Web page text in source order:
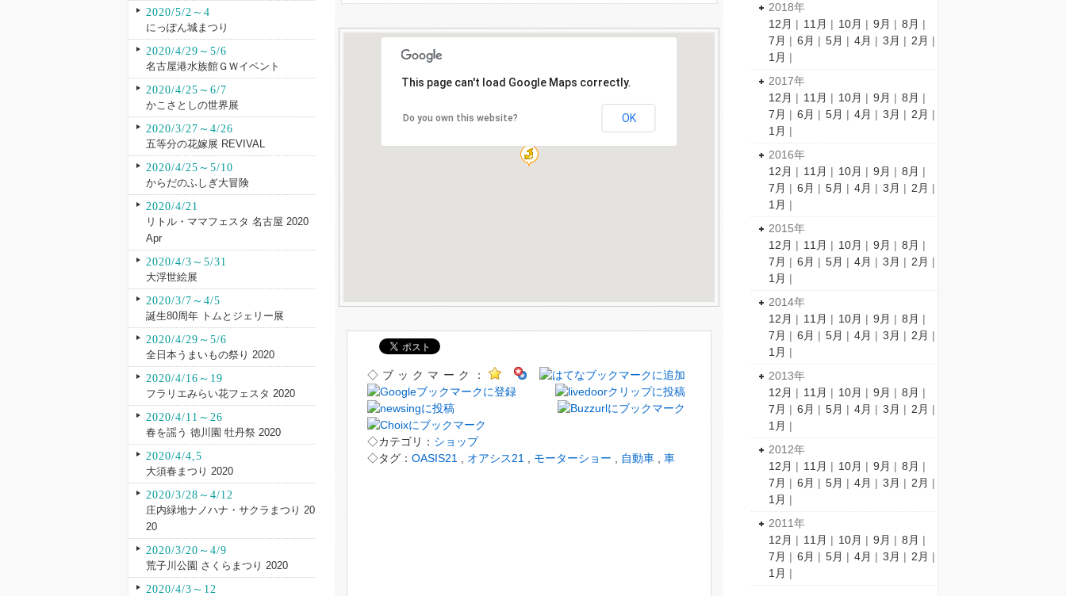
This page can't load Google Maps correctly.
Do you own this website? OK
◇ブックマーク：
◇カテゴリ： ショップ
◇タグ： OASIS21 オアシス21 モーターショー 自動車 車
2020/5/2～4
にっぽん城まつり
2020/4/29～5/6
名古屋港水族館ＧＷイベント
2020/4/25～6/7
かこさとしの世界展
2020/3/27～4/26
五等分の花嫁展 REVIVAL
2020/4/25～5/10
からだのふしぎ大冒険
2020/4/21
リトル・ママフェスタ 名古屋 2020
Apr
2020/4/3～5/31
大浮世絵展
2020/3/7～4/5
誕生80周年 トムとジェリー展
2020/4/29～5/6
全日本うまいもの祭り 2020
2020/4/16～19
フラリエみらい花フェスタ 2020
2020/4/11～26
春を謡う 徳川園 牡丹祭 2020
2020/4/4,5
大須春まつり 2020
2020/3/28～4/12
庄内緑地ナノハナ・サクラまつり 20
20
2020/3/20～4/9
荒子川公園 さくらまつり 2020
2020/4/3～12
2018年
12月 | 11月 | 10月 | 9月 | 8月 |
7月 | 6月 | 5月 | 4月 | 3月 | 2月 |
1月 |
2017年
12月 | 11月 | 10月 | 9月 | 8月 |
7月 | 6月 | 5月 | 4月 | 3月 | 2月 |
1月 |
2016年
12月 | 11月 | 10月 | 9月 | 8月 |
7月 | 6月 | 5月 | 4月 | 3月 | 2月 |
1月 |
2015年
12月 | 11月 | 10月 | 9月 | 8月 |
7月 | 6月 | 5月 | 4月 | 3月 | 2月 |
1月 |
2014年
12月 | 11月 | 10月 | 9月 | 8月 |
7月 | 6月 | 5月 | 4月 | 3月 | 2月 |
1月 |
2013年
12月 | 11月 | 10月 | 9月 | 8月 |
7月 | 6月 | 5月 | 4月 | 3月 | 2月 |
1月 |
2012年
12月 | 11月 | 10月 | 9月 | 8月 |
7月 | 6月 | 5月 | 4月 | 3月 | 2月 |
1月 |
2011年
12月 | 11月 | 10月 | 9月 | 8月 |
7月 | 6月 | 5月 | 4月 | 3月 | 2月 |
1月 |